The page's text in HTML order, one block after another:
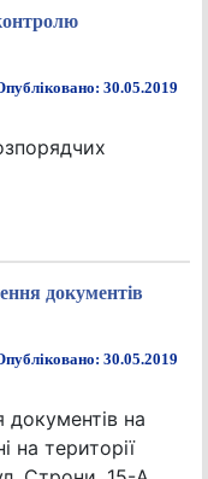
30.05.2019
документів
30.05.2019
на
на території